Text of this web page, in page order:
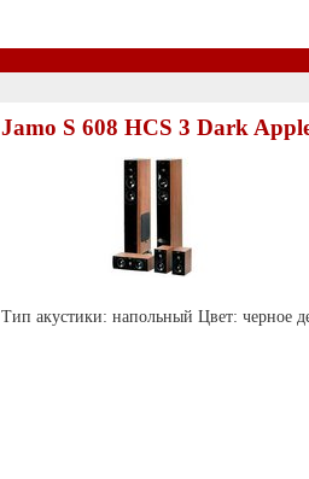
Jamo S 608 HCS 3 Dark
Тип акустики: напольный Цвет: черное